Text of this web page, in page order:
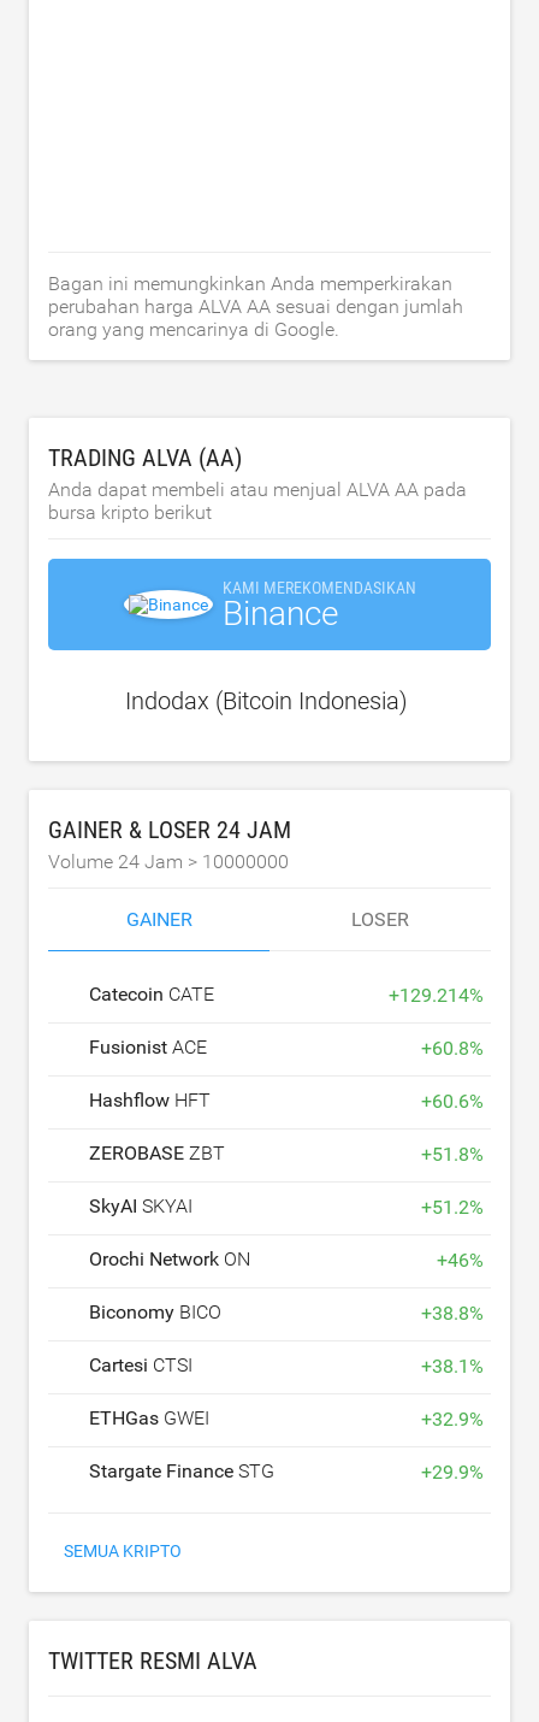
Bagan ini memungkinkan Anda memperkirakan
perubahan harga ALVA AA sesuai dengan jumlah
orang yang mencarinya di Google.
TRADING ALVA (AA)
Anda dapat membeli atau menjual ALVA AA pada
bursa kripto berikut
KAMI MEREKOMENDASIKAN
Binance
Indodax (Bitcoin Indonesia)
GAINER & LOSER 24 JAM
Volume 24 Jam > 10000000
GAINER LOSER
Catecoin CATE +129.214%
Fusionist ACE +60.8%
Hashflow HFT +60.6%
ZEROBASE ZBT +51.8%
SkyAI SKYAI +51.2%
Orochi Network ON +46%
Biconomy BICO +38.8%
Cartesi CTSI +38.1%
ETHGas GWEI +32.9%
Stargate Finance STG +29.9%
SEMUA KRIPTO
TWITTER RESMI ALVA